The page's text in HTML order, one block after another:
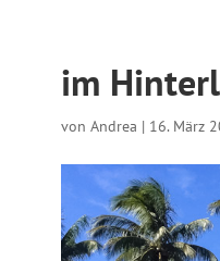
im
von Andrea | 16. März